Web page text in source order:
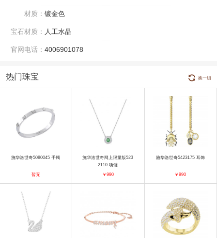
材质： 镀金色
宝石材质： 人工水晶
官网电话： 4006901078
热门珠宝 换一组
施华洛世奇5080045 手镯
暂无
施华洛世奇网上限量版523
2110 项链
￥990
施华洛世奇5423175 耳饰
￥990